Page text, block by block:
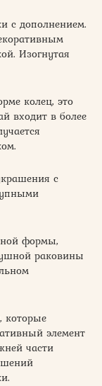
с дополнением.
Изогнутая
колец, это
входит в более
с
формы,
раковины
которые
элемент
части